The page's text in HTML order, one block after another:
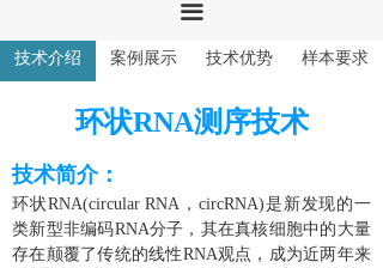
联系我们
技术介绍 案例展示 技术优势 样本要求
环状RNA测序技术
技术简介：
环状RNA(circular RNA，circRNA)是新发现的一
类新型非编码RNA分子，其在真核细胞中的大量
存在颠覆了传统的线性RNA观点，成为近两年来
끀